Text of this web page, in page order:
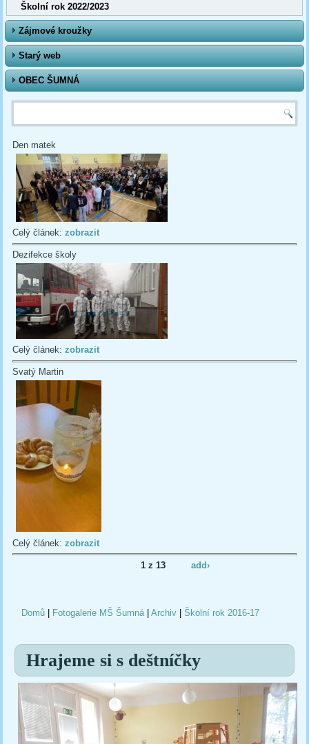
Školní rok 2022/2023
Zájmové kroužky
Starý web
OBEC ŠUMNÁ
Vyhledávání
Den matek
Celý článek:zobrazit
Dezifekce školy
Celý článek:zobrazit
Svatý Martin
Celý článek:zobrazit
1 z 13 add›
Domů| Fotogalerie MŠ Šumná| Archiv| Školní rok 2016-17
Hrajeme si s deštníčky